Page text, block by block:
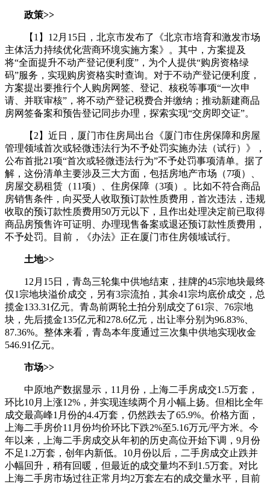
政策>>
【1】12月15日，北京市发布了《北京市培育和激发市场
主体活力持续优化营商环境实施方案》。其中，方案提及
将“全面提升不动产登记便利度”，为个人提供“购房资格绿
码”服务，实现购房资格实时查询。对于不动产登记便利度，
方案提出要推行个人购房网签、登记、核税等事项“一次申
请、并联审核”，将不动产登记税费合并缴纳；推动新建商品
房网签备案和预告登记同步办理，探索实现“交房即交证”。
【2】近日，厦门市住房局出台《厦门市住房保障和房屋
管理领域首次或轻微违法行为不予处罚实施办法（试行）》，
公布首批21项“首次或轻微违法行为”不予处罚事项清单。据了
解，这份清单主要涉及三大方面，包括房地产市场（7项）、
房屋交易租赁（11项）、住房保障（3项）。比如不符合商品
房销售条件，向买受人收取预订款性质费用，首次违法，违规
收取的预订款性质费用50万元以下，且作出处理决定前已取得
商品房预售许可证明、办理现售备案或退还预订款性质费用，
不予处罚。目前，《办法》正在厦门市住房领域试行。
土地>>
12月15日，青岛三轮集中供地结束，挂牌的45宗地块最终
仅1宗地块溢价成交，另有3宗流拍，其余41宗均底价成交，总
揽金133.31亿元。青岛前两轮土拍分别成交了61宗、76宗地
块，先后揽金135亿元和278.6亿元，出让率分别为96.83%、
87.36%。整体来看，青岛本年度通过三次集中供地实现收金
546.91亿元。
市场>>
中原地产数据显示，11月份，上海二手房成交1.5万套，
环比10月上涨12%，并实现连续两个月小幅上扬。但相比全年
成交最高峰1月份的4.4万套，仍然跌去了65.9%。价格方面，
上海二手房价11月份均价环比下跌2%至5.16万元/平方米。今
年以来，上海二手房成交从年初的历史高位开始下调，9月份
不足1.2万套，创年内新低。10月份以后，二手房成交止跌并
小幅回升，稍有回暖，但最近的成交量均不到1.5万套。对比
上海二手房市场过往正常月均2万套左右的成交量水平，目前